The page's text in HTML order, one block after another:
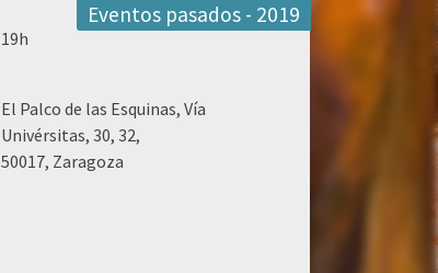
Eventos pasados - 2019
19h
El Palco de las Esquinas, Vía
Univérsitas, 30, 32,
50017, Zaragoza